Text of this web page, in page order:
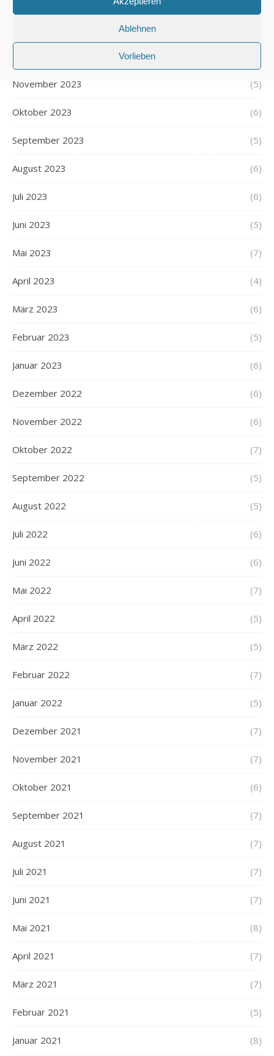
Ablehnen
Vorlieben
November 2023 (5)
Oktober 2023 (6)
September 2023 (5)
August 2023 (6)
Juli 2023 (6)
Juni 2023 (5)
Mai 2023 (7)
April 2023 (4)
März 2023 (6)
Februar 2023 (5)
Januar 2023 (6)
Dezember 2022 (6)
November 2022 (6)
Oktober 2022 (7)
September 2022 (5)
August 2022 (5)
Juli 2022 (6)
Juni 2022 (6)
Mai 2022 (7)
April 2022 (5)
März 2022 (5)
Februar 2022 (7)
Januar 2022 (5)
Dezember 2021 (7)
November 2021 (7)
Oktober 2021 (6)
September 2021 (7)
August 2021 (7)
Juli 2021 (7)
Juni 2021 (7)
Mai 2021 (8)
April 2021 (7)
März 2021 (7)
Februar 2021 (5)
Januar 2021 (8)